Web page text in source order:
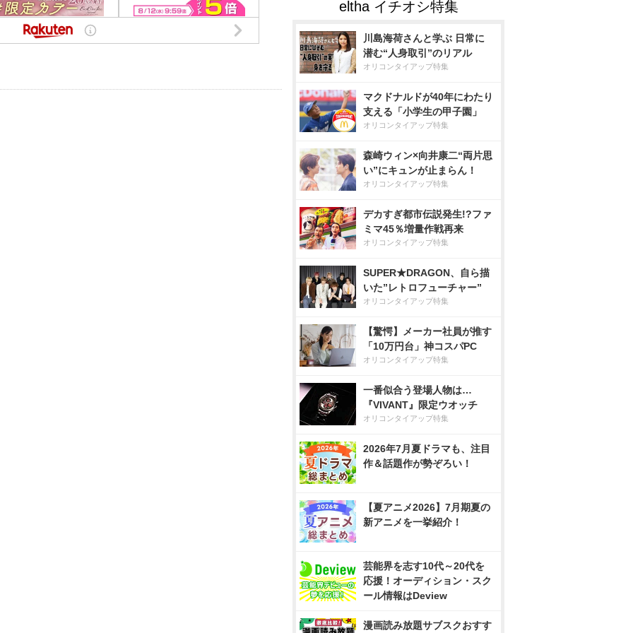
川島海荷さんと学ぶ 日常に
潜む“人身取引”のリアル
オリコンタイアップ特集
マクドナルドが40年にわたり
支える「小学生の甲子園」
オリコンタイアップ特集
森崎ウィン×向井康二“両片思
い”にキュンが止まらん！
オリコンタイアップ特集
デカすぎ都市伝説発生!?ファ
ミマ45％増量作戦再来
オリコンタイアップ特集
SUPER★DRAGON、自ら描
いた”レトロフューチャー”
オリコンタイアップ特集
【驚愕】メーカー社員が推す
「10万円台」神コスパPC
オリコンタイアップ特集
一番似合う登場人物は…
『VIVANT』限定ウオッチ
オリコンタイアップ特集
2026年7月夏ドラマも、注目
作＆話題作が勢ぞろい！
【夏アニメ2026】7月期夏の
新アニメを一挙紹介！
芸能界を志す10代～20代を
応援！オーディション・スク
ール情報はDeview
漫画読み放題サブスクおすす